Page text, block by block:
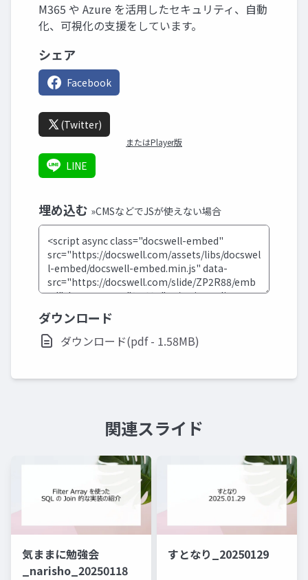
M365 や Azure を活用したセキュリティ、自動
化、可視化の支援をしています。
シェア
Facebook
(Twitter)
またはPlayer版
LINE
埋め込む »CMSなどでJSが使えない場合
ダウンロード
ダウンロード(pdf - 1.58MB)
関連スライド
気ままに勉強会
_narisho_20250118
すとなり_20250129